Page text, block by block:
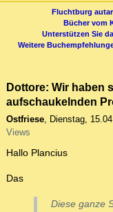
Fluchtburg
Bücher vom
Unterstützen Sie
Weitere
Dottore: Wir haben
aufschaukelnden
Ostfriese, Dienstag,
Views
Hallo Plancius
Das
Diese ganze